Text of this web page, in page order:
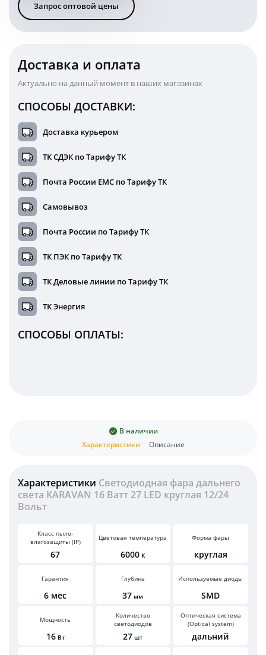
16
Ватт
27
12/24
Вольт
Запрос оптовой цены
Доставка и оплата
Актуально на данный момент в наших магазинах
СПОСОБЫ ДОСТАВКИ:
Доставка курьером
ТК СДЭК по Тарифу ТК
Почта России ЕМС по Тарифу ТК
Самовывоз
Почта России по Тарифу ТК
ТК ПЭК по Тарифу ТК
ТК Деловые линии по Тарифу ТК
ТК Энергия
СПОСОБЫ ОПЛАТЫ:
Характеристики Описание
В наличии
Характеристики Светодиодная фара дальнего
света KARAVAN 16 Ватт 27 LED круглая 12/24
Вольт
Класс пыле-
влагозащиты (IP)
67
Цветовая температура
6000 К
Форма фары
круглая
Гарантия
6 мес
Глубина
37 мм
Используемые диоды
SMD
Мощность
16 Вт
Количество
светодиодов
27 шт
Оптическая система
(Optical system)
дальний